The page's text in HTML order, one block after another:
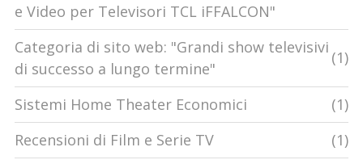
e Video per Televisori TCL iFFALCON"
Categoria di sito web: "Grandi show televisivi
di successo a lungo termine"
(1)
Sistemi Home Theater Economici
(1)
Recensioni di Film e Serie TV
(1)